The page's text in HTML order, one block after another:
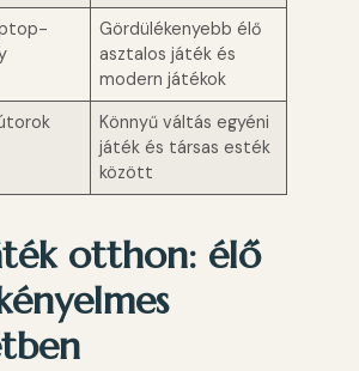
Gördülékenyebb élő
asztalos játék és
modern játékok
Könnyű váltás egyéni
játék és társas esték
között
otthon: élő